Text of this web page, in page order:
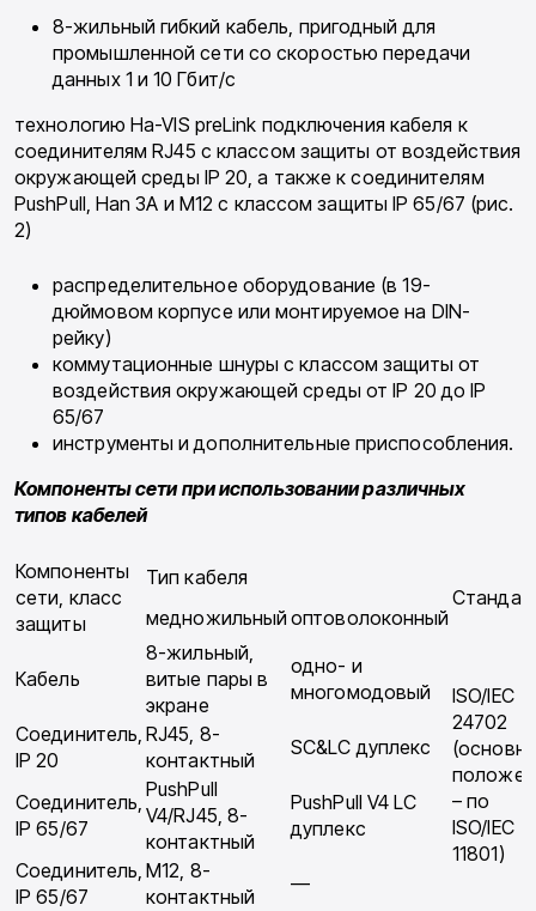
8-жильный гибкий кабель, пригодный для
промышленной сети со скоростью передачи
данных 1 и 10 Гбит/с
технологию Ha-VIS preLink подключения кабеля к
соединителям RJ45 с классом за­щиты от воздействия
окружающей среды IP 20, а также к соединителям
PushPull, Han 3A и M12 с классом защиты IP 65/67 (рис.
2)
распределительное оборудование (в 19­
дюймовом корпусе или монтируемое на DIN-
рейку)
коммутационные шнуры с классом защиты от
воздействия окружающей среды от IP 20 до IP
65/67
инструменты и дополнительные приспособ­ления.
Компоненты сети при использовании различных
типов кабелей
Компоненты
сети, класс
защиты
Тип кабеля
медножильный оптоволоконный
Кабель
8-жильный,
витые пары в
экране
одно- и
многомодовый
ISO/IEC
24702
– по
ISO/IEC
11801)
Соединитель,
IP 20
RJ45, 8-
контактный
SC&LC дуплекс
Соединитель,
IP 65/67
PushPull
V4/RJ45, 8-
контактный
PushPull V4 LC
дуплекс
Соединитель,
IP 65/67
M12, 8-
контактный
—